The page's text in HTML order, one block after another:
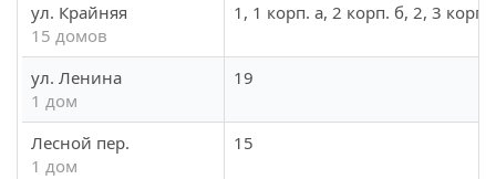
ул. Крайняя
15 домов
1, 1 корп. а, 2 корп. б, 2, 3
ул. Ленина
1 дом
19
Лесной пер.
1 дом
15